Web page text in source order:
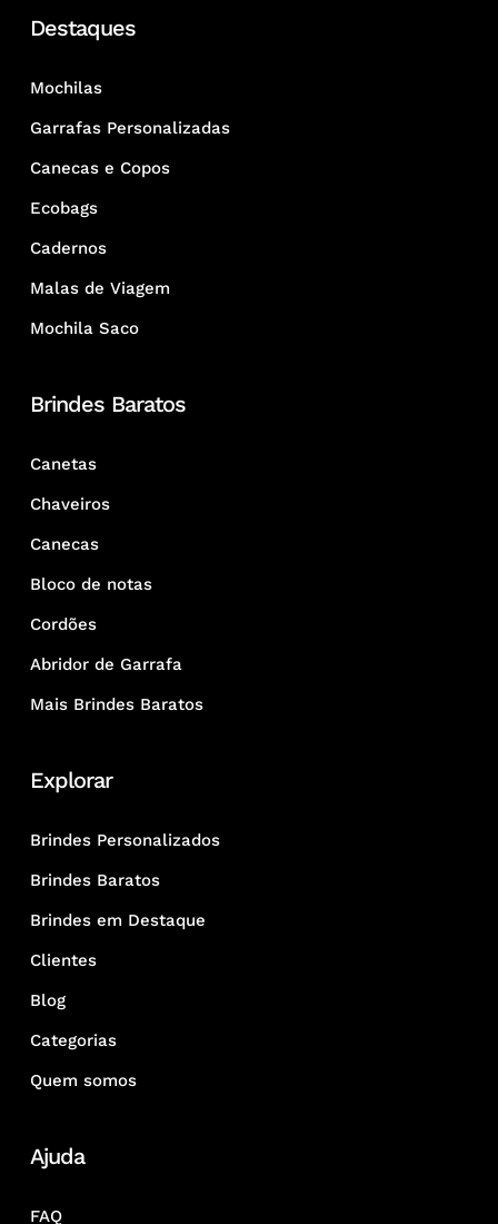
Destaques
Mochilas
Garrafas Personalizadas
Canecas e Copos
Ecobags
Cadernos
Malas de Viagem
Mochila Saco
Brindes Baratos
Canetas
Chaveiros
Canecas
Bloco de notas
Cordões
Abridor de Garrafa
Mais Brindes Baratos
Explorar
Brindes Personalizados
Brindes Baratos
Brindes em Destaque
Clientes
Blog
Categorias
Quem somos
Ajuda
FAQ